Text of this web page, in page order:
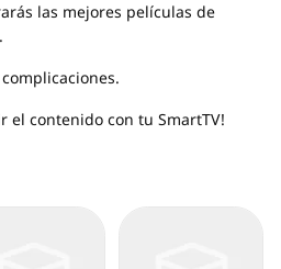
las mejores películas de
el contenido con tu SmartTV!